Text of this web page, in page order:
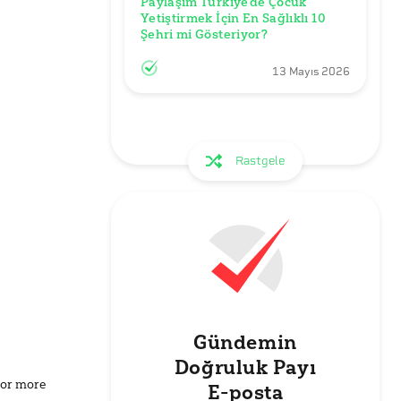
more
Yetiştirmek İçin En Sağlıklı 10
Şehri mi Gösteriyor?
13 Mayıs 2026
Rastgele
Gündemin
Doğruluk Payı
E-posta